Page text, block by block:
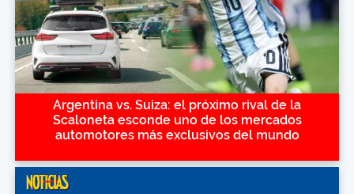
Argentina vs. Suiza: el próximo rival de la
Scaloneta esconde uno de los mercados
automotores más exclusivos del mundo